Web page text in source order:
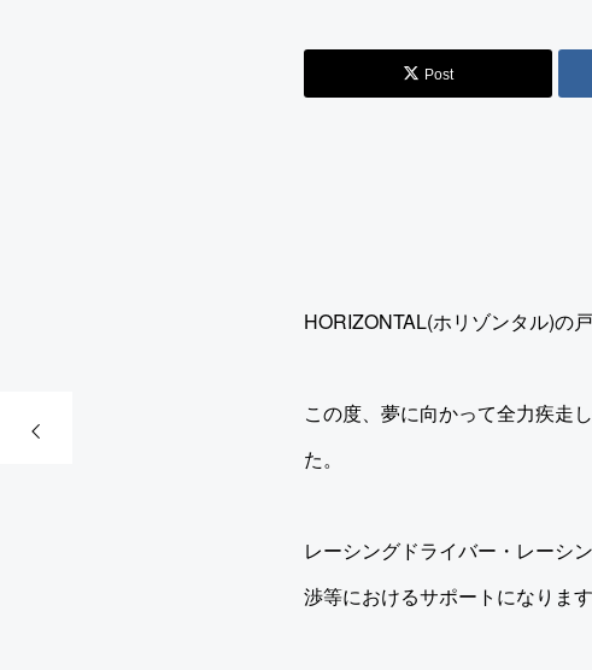
Post
HORIZONTAL(ホリゾンタル)の戸
この度、夢に向かって全力疾走
た。
レーシングドライバー・レーシ
渉等におけるサポートになります